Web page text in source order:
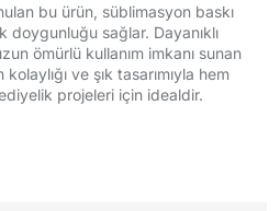
bu ürün, süblimasyon baskı
doygunluğu sağlar. Dayanıklı
ömürlü kullanım imkanı sunan
ve şık tasarımıyla hem
projeleri için idealdir.